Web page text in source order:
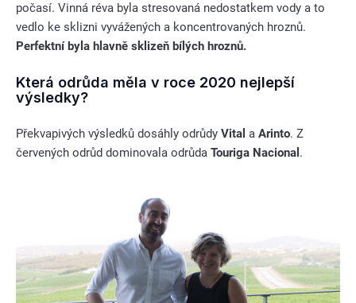
počasí. Vinná réva byla stresovaná nedostatkem vody a to
vedlo ke sklizni vyvážených a koncentrovaných hroznů.
Perfektní byla hlavně sklizeň bílých hroznů.
Která odrůda měla v roce 2020 nejlepší
výsledky?
Překvapivých výsledků dosáhly odrůdy Vital a Arinto. Z
červených odrůd dominovala odrůda Touriga Nacional .